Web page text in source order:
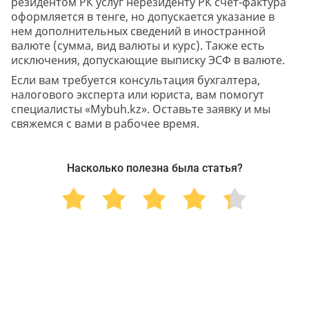
оформляется в тенге, но допускается указание в
нем дополнительных сведений в иностранной
валюте (сумма, вид валюты и курс). Также есть
исключения, допускающие выписку ЭСФ в валюте.
Если вам требуется консультация бухгалтера,
налогового эксперта или юриста, вам помогут
специалисты «Mybuh.kz». Оставьте заявку и мы
свяжемся с вами в рабочее время.
Насколько полезна была статья?